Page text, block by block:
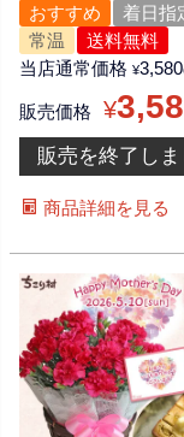
おすすめ
着日指
常温
送料無料
当店通常価格 ¥3,580
販売価格 ¥
販売を終了しま
商品詳細を見る